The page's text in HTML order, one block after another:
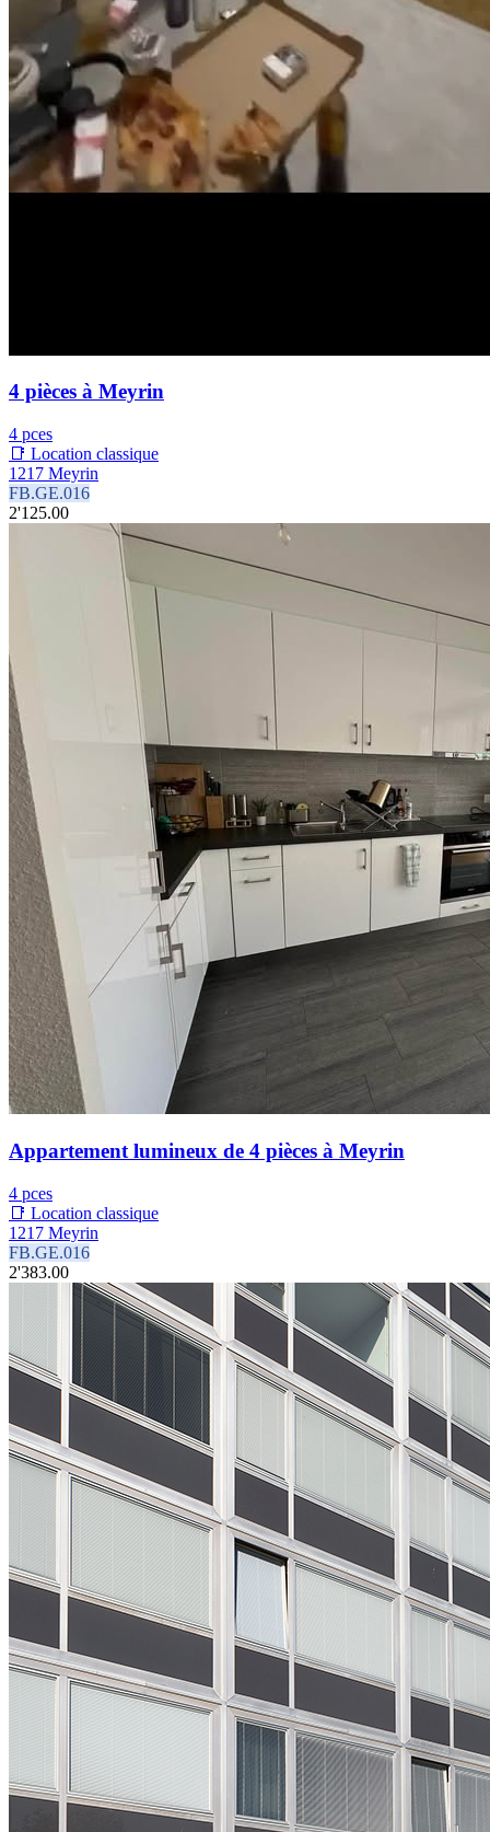
4 pièces à Meyrin
4 pces
📑 Location classique
1217 Meyrin
FB.GE.016
2'125.00
Appartement lumineux de 4 pièces à Meyrin
4 pces
📑 Location classique
1217 Meyrin
FB.GE.016
2'383.00